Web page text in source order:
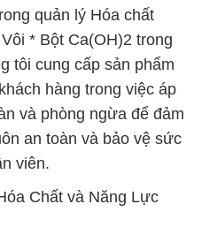
quản lý Hóa chất
* Bột Ca(OH)2 trong
tôi cung cấp sản phẩm
hàng trong việc áp
và phòng ngừa để đảm
an toàn và bảo vệ sức
viên.
Chất và Năng Lực